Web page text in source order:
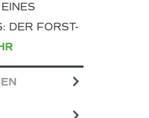
DER FORST-